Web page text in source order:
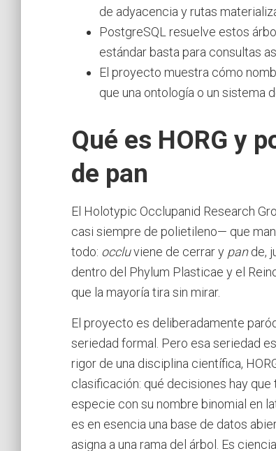
de adyacencia y rutas
PostgreSQL resuelve estos
estándar basta para consultas
El proyecto muestra cómo
que una ontología o un sistema
Qué es HORG y
de pan
El Holotypic Occlupanid Research
casi siempre de polietileno— que
todo: occluviene de cerrar y pande,
dentro del Phylum Plasticae y el
que la mayoría tira sin mirar.
El proyecto es deliberadamente
seriedad formal. Pero esa seriedad
rigor de una disciplina científica,
clasificación: qué decisiones hay
especie con su nombre binomial en
es en esencia una base de datos
asigna a una rama del árbol. Es